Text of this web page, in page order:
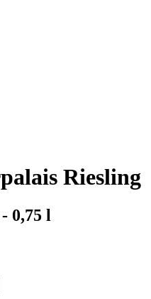
Riesling
0,75 l